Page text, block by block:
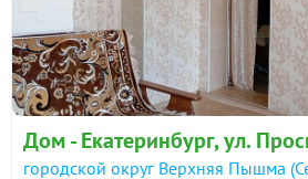
Дом - Екатеринбург, ул.
городской округ Верхняя Пышма